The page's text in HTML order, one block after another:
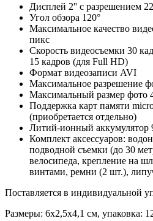
Дисплей 2'' с разрешением
Угол обзора 120°
Максимальное качество
пикс
Скорость видеосъемки 30
15 кадров (для Full HD)
Формат видеозаписи AVI
Максимальное разрешение
Максимальный размер фото
Поддержка карт памяти
(приобретается отдельно)
Литий-ионный аккумулятор
Комплект аксессуаров:
подводной съемки (до 30
велосипеда, крепление на
винтами, ремни (2 шт.),
Поставляется в индивидуальной
Размеры: 6x2,5x4,1 см, упаковка: